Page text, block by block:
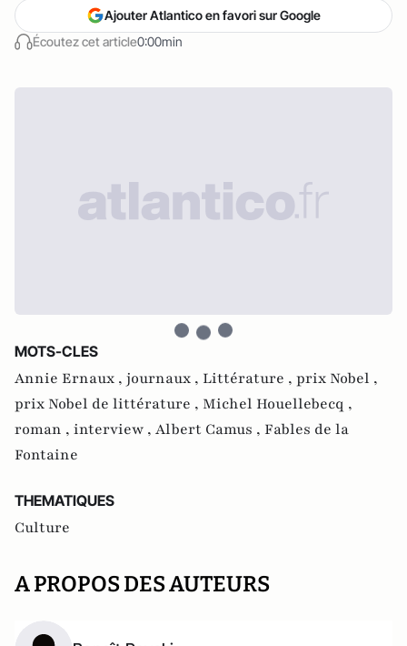
Écoutez cet article0:00min
Ajouter Atlantico en favori sur Google
MOTS-CLES
Annie Ernaux , journaux , Littérature , prix Nobel ,
prix Nobel de littérature , Michel Houellebecq ,
roman , interview , Albert Camus , Fables de la
Fontaine
THEMATIQUES
Culture
A PROPOS DES AUTEURS